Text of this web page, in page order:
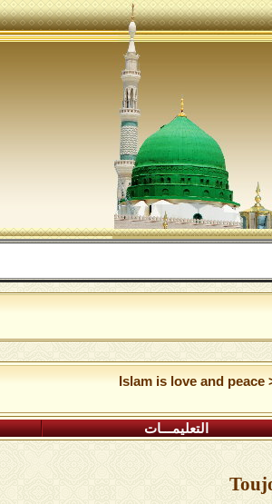
Islam is love and peace
التعليمـــات